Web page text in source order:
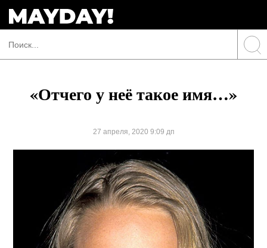
«Отчего у неё такое имя…»
27 апреля, 2020 9:09 дп